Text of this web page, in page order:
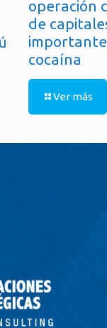
operación
de
cocaína
Ver más